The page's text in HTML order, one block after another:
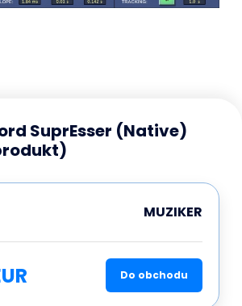
SuprEsser (Native)
MUZIKER
Do obchodu